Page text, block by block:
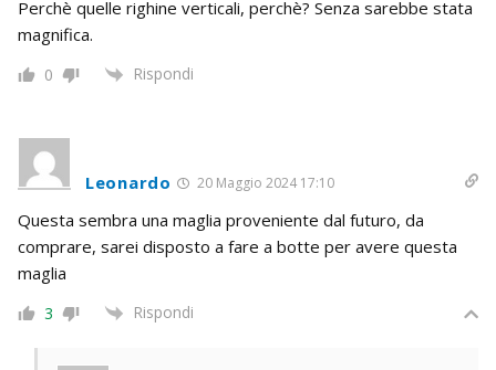
Perchè quelle righine verticali, perchè? Senza sarebbe stata
magnifica.
0 Rispondi
Leonardo 20 Maggio 2024 17:10
Questa sembra una maglia proveniente dal futuro, da
comprare, sarei disposto a fare a botte per avere questa
maglia
3 Rispondi